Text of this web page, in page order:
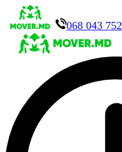
068 043 752